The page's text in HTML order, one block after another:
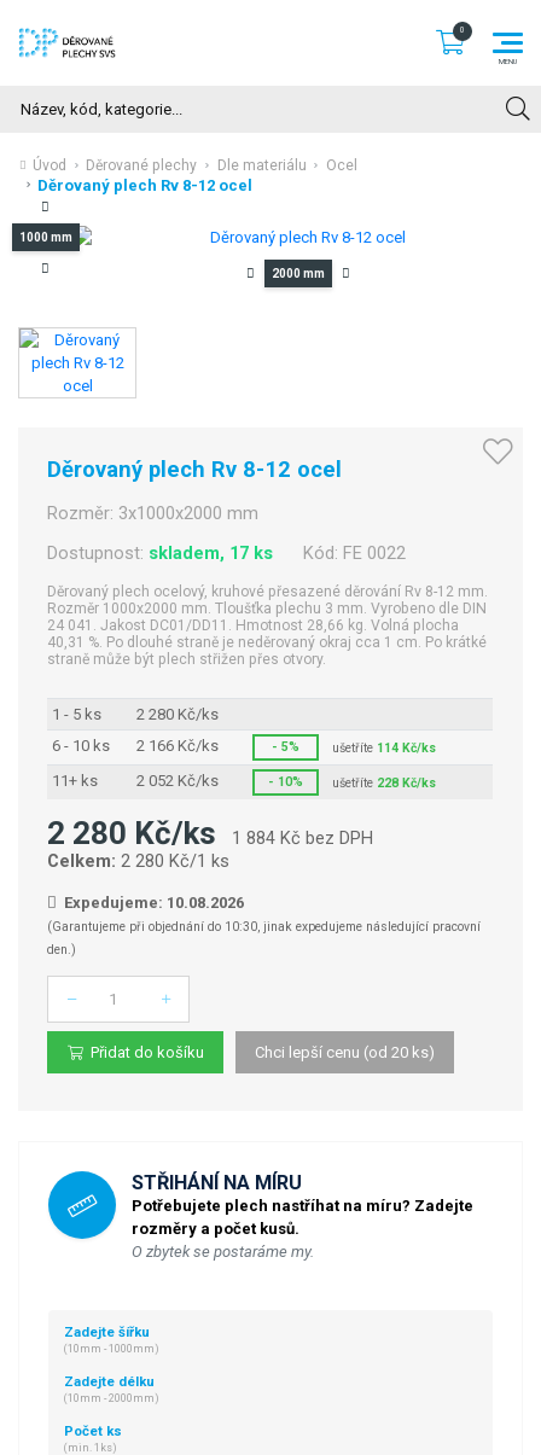
Úvod Děrované plechy Dle materiálu Ocel
Děrovaný plech Rv 8-12 ocel
1000 mm
2000 mm
Děrovaný plech Rv 8-12 ocel
Rozměr: 3x1000x2000 mm
Dostupnost: skladem, 17 ks Kód: FE 0022
Děrovaný plech ocelový, kruhové přesazené děrování Rv 8-12 mm.
Rozměr 1000x2000 mm. Tloušťka plechu 3 mm. Vyrobeno dle DIN
24 041. Jakost DC01/DD11. Hmotnost 28,66 kg. Volná plocha
40,31 %. Po dlouhé straně je neděrovaný okraj cca 1 cm. Po krátké
straně může být plech střižen přes otvory.
1 - 5 ks
2 280 Kč/ks
6 - 10 ks
2 166 Kč/ks - 5% ušetříte 114 Kč/ks
11+ ks 2 052 Kč/ks - 10% ušetříte 228 Kč/ks
2 280 Kč/ks
1 884 Kč bez DPH
Celkem: 2 280 Kč/1 ks
Expedujeme: 10.08.2026
(Garantujeme při objednání do 10:30, jinak expedujeme následující pracovní
den.)
Přidat do košíku Chci lepší cenu (od 20 ks)
STŘIHÁNÍ NA MÍRU
Potřebujete plech nastříhat na míru? Zadejte
rozměry a počet kusů.
O zbytek se postaráme my.
Zadejte šířku
(10mm - 1000mm)
Zadejte délku
(10mm - 2000mm)
Počet ks
(min. 1ks)